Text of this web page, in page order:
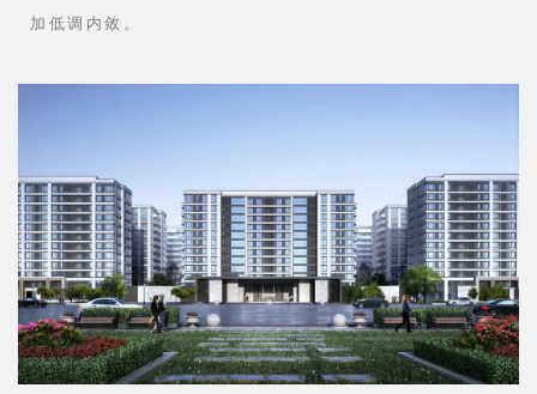
在幕墙设计中，我们希望通过选用不同的材料来体现立面
的等级关系。二层以上浅色部分外墙面采用米白色真石
漆。建筑转角处的层间板采用深灰色的复合铝板，使之更
加低调内敛。